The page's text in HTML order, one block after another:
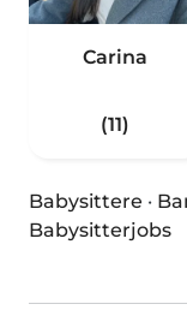
Carina
(11)
Babysittere ·
Babysitterjobs